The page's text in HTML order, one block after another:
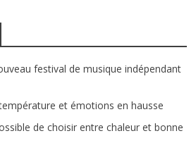
festival de musique indépendant
et émotions en hausse
de choisir entre chaleur et bonne